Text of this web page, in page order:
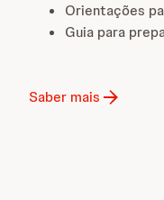
Orientações
Guia para
Saber mais